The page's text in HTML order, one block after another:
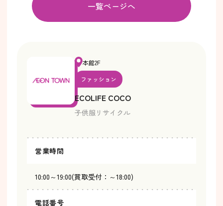
一覧ページへ
本館2F
ファッション
ECOLIFE COCO
子供服リサイクル
営業時間
10:00～19:00(買取受付：～18:00)
電話番号